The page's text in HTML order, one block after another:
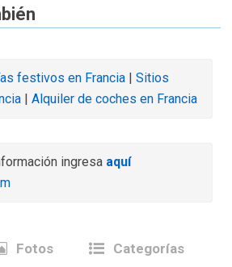
festivos en Francia
Sitios
Alquiler de coches en Francia
ingresa aquí
Fotos Categorías